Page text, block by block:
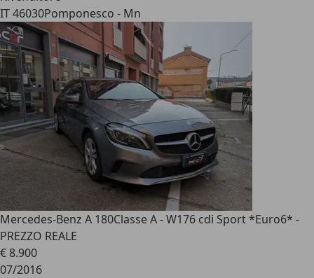
IT 46030Pomponesco - Mn
Mercedes-Benz A 180Classe A - W176 cdi Sport *Euro6* -
PREZZO REALE
€ 8.900
07/2016